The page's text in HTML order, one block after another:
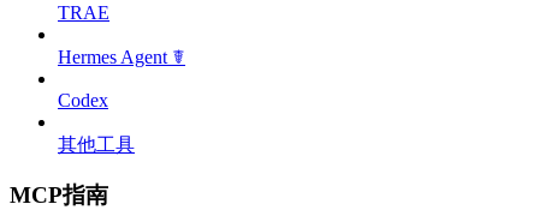
TRAE
Hermes Agent ☤
Codex
其他工具
MCP指南